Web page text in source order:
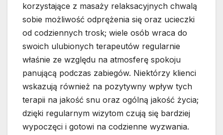
korzystające z masaży relaksacyjnych chwalą
sobie możliwość odprężenia się oraz ucieczki
od codziennych trosk; wiele osób wraca do
swoich ulubionych terapeutów regularnie
właśnie ze względu na atmosferę spokoju
panującą podczas zabiegów. Niektórzy klienci
wskazują również na pozytywny wpływ tych
terapii na jakość snu oraz ogólną jakość życia;
dzięki regularnym wizytom czują się bardziej
wypoczęci i gotowi na codzienne wyzwania.